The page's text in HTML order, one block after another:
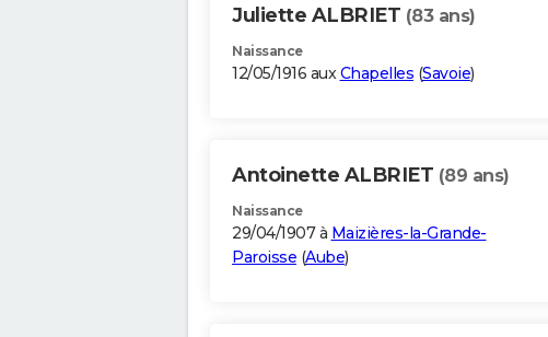
Juliette ALBRIET (83 ans)
Naissance
12/05/1916 auxChapelles (Savoie)
Antoinette ALBRIET (89 ans)
Naissance
29/04/1907 à Maizières-la-Grande-
Paroisse (Aube)